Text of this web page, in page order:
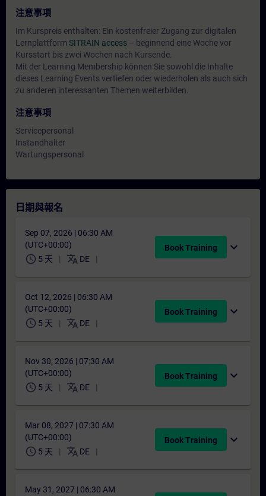
注意事項
Im Kurspreis enthalten: Ein kostenfreier Zugang zur digitalen
Lernplattform SITRAIN access – beginnend eine Woche vor
Kursstart bis zwei Wochen nach Kursende.
Mit der Learning Membership können Sie sowohl die Inhalte
dieses Learning Events vertiefen oder wiederholen als auch sich
zu anderen interessanten Themen weiterbilden.
注意事項
Servicepersonal
Instandhalter
Wartungspersonal
日期與報名
Sep 07, 2026 | 06:30 AM
(UTC+00:00)
schedule 5 天 translate DE
Book Training expand_more
Oct 12, 2026 | 06:30 AM
(UTC+00:00)
schedule 5 天 translate DE
Book Training expand_more
Nov 30, 2026 | 07:30 AM
(UTC+00:00)
schedule 5 天 translate DE
Book Training expand_more
Mar 08, 2027 | 07:30 AM
(UTC+00:00)
schedule 5 天 translate DE
Book Training expand_more
May 31, 2027 | 06:30 AM